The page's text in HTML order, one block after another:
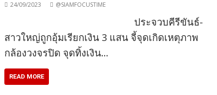
24/09/2023 @SIAMFOCUSTIME
ประจวบคีรีขันธ์-
สาวใหญ่ถูกอุ้มเรียกเงิน​ 3 แสน​ จี้จุดเกิดเหตุภาพ
กล้องวงจรปิด​ จุดทิ้งเงิน…
READ MORE